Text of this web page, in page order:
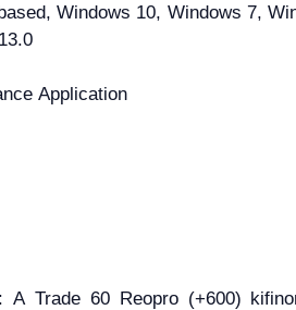
Windows 10, Windows 7,
Application
A Trade 60 Reopro (+600)